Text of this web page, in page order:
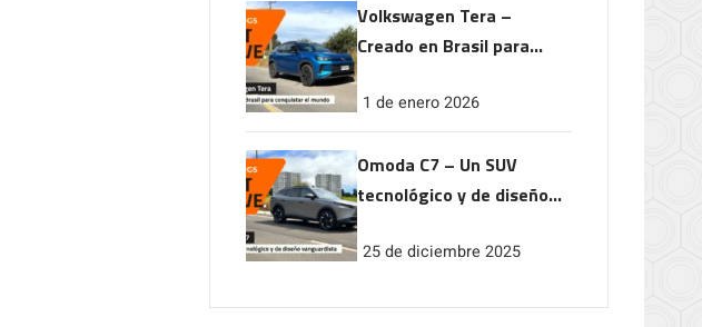
Volkswagen Tera –
Creado en Brasil para
1 de enero 2026
Omoda C7 – Un SUV
tecnológico y de diseño
25 de diciembre 2025